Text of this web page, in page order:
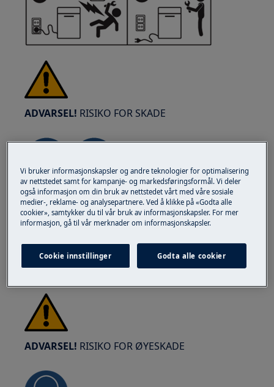
ADVARSEL! RISIKO FOR SKADE
Vær alltid forsiktig når du flytter på apparater.
For tunge apparater er det sikrest at to
personer flytter det. Bruk alltid
sikkerhetshansker til enhver tid for å beskytte
mot kutt fra skarpe kanter.
ADVARSEL! RISIKO FOR ØYESKADE
Vi bruker informasjonskapsler og andre teknologier for optimalisering
av nettstedet samt for kampanje- og markedsføringsformål. Vi deler
også informasjon om din bruk av nettstedet vårt med våre sosiale
medier-, reklame- og analysepartnere. Ved å klikke på «Godta alle
cookier», samtykker du til vår bruk av informasjonskapsler. For mer
informasjon, gå til vår merknader om informasjonskapsler.
Cookie innstillinger Godta alle cookier